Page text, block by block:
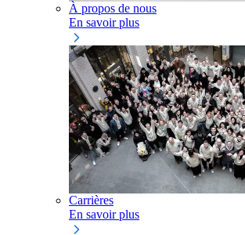
À propos de nous
En savoir plus
Carrières
En savoir plus